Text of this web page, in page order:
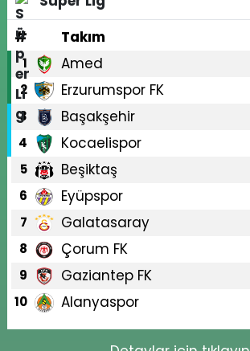
#
Takım
1 Amed
2 Erzurumspor FK
3 Başakşehir
4 Kocaelispor
5 Beşiktaş
6 Eyüpspor
7 Galatasaray
8 Çorum FK
9 Gaziantep FK
10 Alanyaspor